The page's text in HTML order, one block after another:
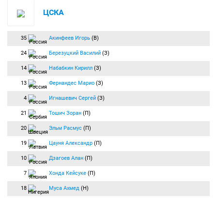
ЦСКА
35 Акинфеев Игорь (В)
24 Березуцкий Василий (З)
14 Набабкин Кирилл (З)
13 Фернандес Марио (З)
4 Игнашевич Сергей (З)
21 Тошич Зоран (П)
20 Эльм Расмус (П)
19 Цауня Александр (П)
10 Дзагоев Алан (П)
7 Хонда Кейсуке (П)
18 Муса Ахмед (Н)